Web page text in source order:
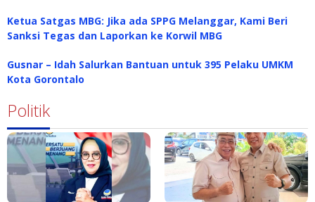
Ketua Satgas MBG: Jika ada SPPG Melanggar, Kami Beri
Sanksi Tegas dan Laporkan ke Korwil MBG
Gusnar – Idah Salurkan Bantuan untuk 395 Pelaku UMKM
Kota Gorontalo
Politik